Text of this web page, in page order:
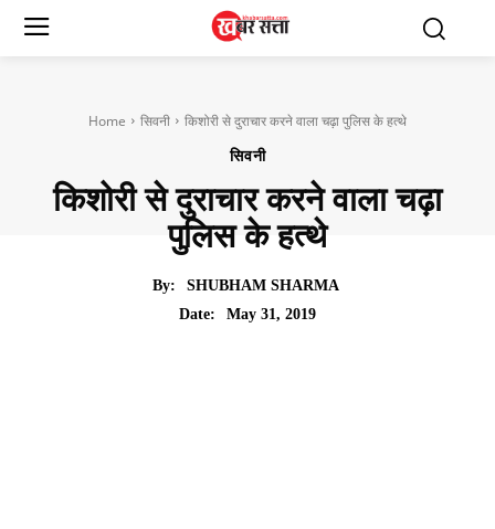
Home सिवनी किशोरी से दुराचार करने वाला चढ़ा पुलिस के हत्थे
सिवनी
किशोरी से दुराचार करने वाला चढ़ा
पुलिस के हत्थे
By:
SHUBHAM SHARMA
Date:
May 31, 2019